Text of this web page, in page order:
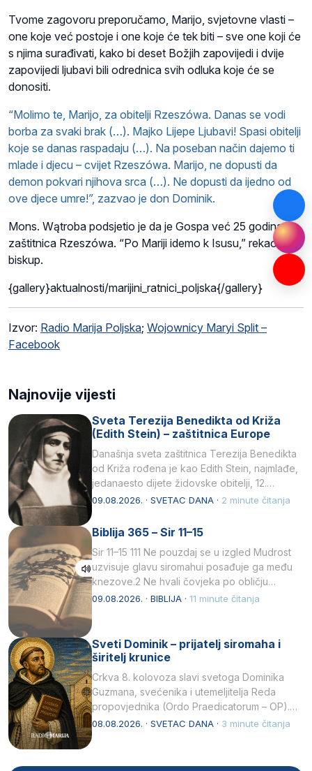
Tvome zagovoru preporučamo, Marijo, svjetovne vlasti –
one koje već postoje i one koje će tek biti – sve one koji će
s njima surađivati, kako bi deset Božjih zapovijedi i dvije
zapovijedi ljubavi bili odrednica svih odluka koje će se
donositi.
“Molimo te, Marijo, za obitelji Rzeszówa. Danas se vodi
borba za svaki brak (…). Majko Lijepe Ljubavi! Spasi obitelji
koje se danas raspadaju (…). Na poseban način dajemo ti
mlade i djecu – cvijet Rzeszówa. Marijo, ne dopusti da
demon pokvari njihova srca (…). Ne dopusti da ijedno od
ove djece umre!”, zazvao je don Dominik.
Mons. Wątroba podsjetio je da je Gospa već 25 godina
zaštitnica Rzeszówa. “Po Mariji idemo k Isusu,” rekao je
biskup.
{gallery}aktualnosti/marijini_ratnici_poljska{/gallery}
Izvor: Radio Marija Poljska; Wojownicy Maryi Split –
Facebook
Najnovije vijesti
Sveta Terezija Benedikta od Križa
(Edith Stein) – zaštitnica Europe
Današnja sveta zaštitnica Terezija Benedikta
od Križa rođena je kao Edith Stein, najmlađe,
jedanaesto dijete židovske obitelji, 12.
listopada 1891, u Wrocławu…
09.08.2026. · SVETAC DANA · 2 minute čitanja
Biblija 365 – Sir 11–15
Sir 11–15 111 Ne pouzdaj se u izgled Mudrost
uzvisuje glavu siromahui posađuje ga među
knezove.2 Ne hvali čovjeka po obličju
njegovui…
09.08.2026. · BIBLIJA · 11 minute čitanja
Sveti Dominik – prijatelj siromaha i
širitelj krunice
Crkva 8. kolovoza slavi svetoga Dominika
Guzmana, svećenika i utemeljitelja Reda
propovjednika (Ordo Praedicatorum – OP).
Svojim životom, dubokom ljubavlju prema
08.08.2026. · SVETAC DANA · 3 minute čitanja